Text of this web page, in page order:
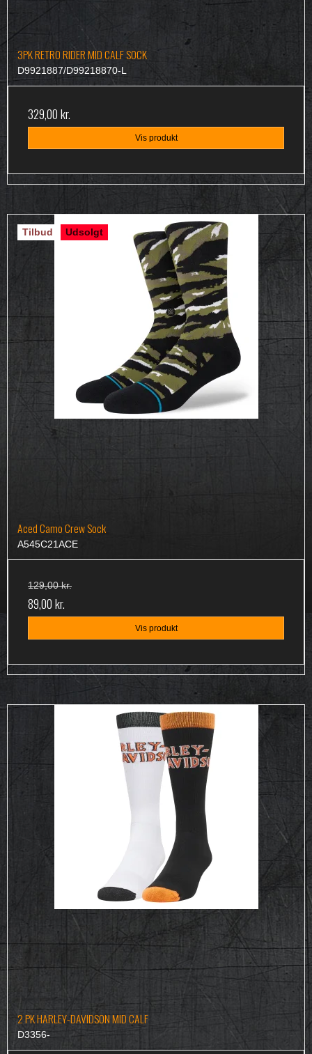
3PK RETRO RIDER MID CALF SOCK
D9921887/D99218870-L
329,00 kr.
Vis produkt
Tilbud Udsolgt
Aced Camo Crew Sock
A545C21ACE
129,00 kr.
89,00 kr.
Vis produkt
2 PK HARLEY-DAVIDSON MID CALF
D3356-